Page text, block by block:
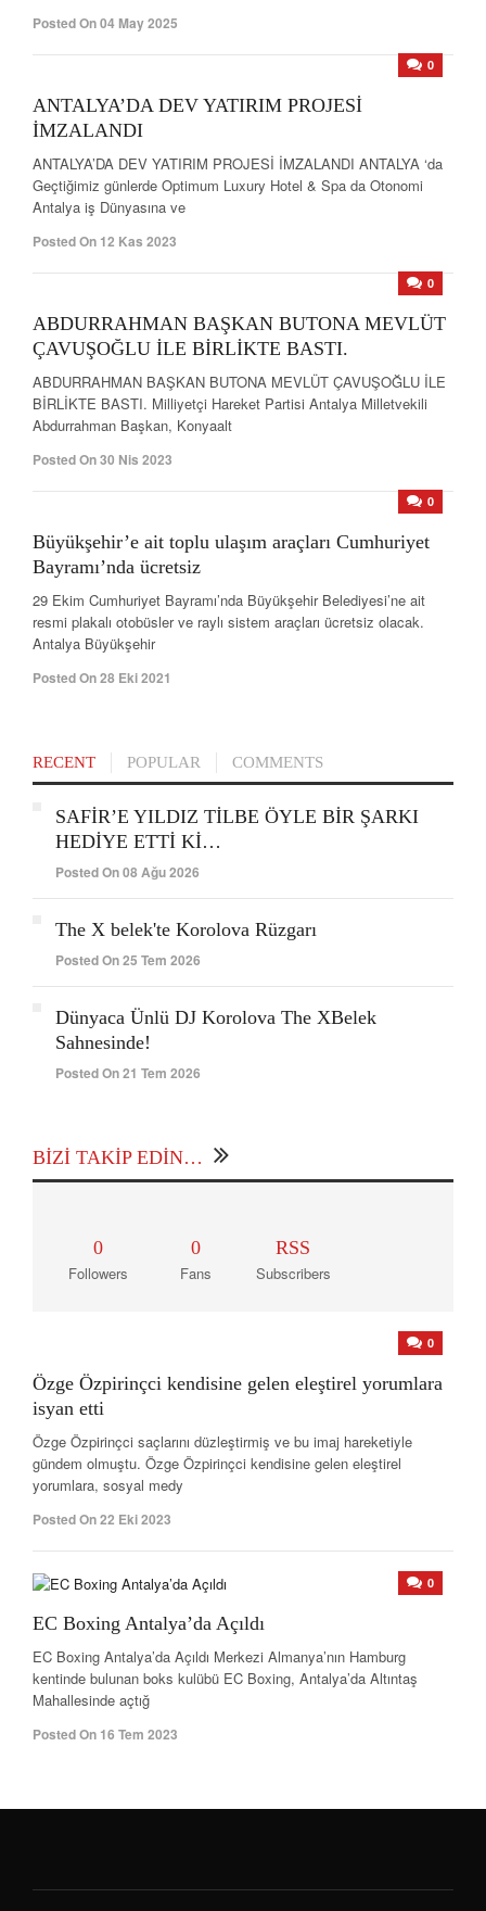
Posted On 04 May 2025
0
ANTALYA’DA DEV YATIRIM PROJESİ
İMZALANDI
ANTALYA’DA DEV YATIRIM PROJESİ İMZALANDI ANTALYA ‘da
Geçtiğimiz günlerde Optimum Luxury Hotel & Spa da Otonomi
Antalya iş Dünyasına ve
Posted On 12 Kas 2023
0
ABDURRAHMAN BAŞKAN BUTONA MEVLÜT
ÇAVUŞOĞLU İLE BİRLİKTE BASTI.
ABDURRAHMAN BAŞKAN BUTONA MEVLÜT ÇAVUŞOĞLU İLE
BİRLİKTE BASTI. Milliyetçi Hareket Partisi Antalya Milletvekili
Abdurrahman Başkan, Konyaalt
Posted On 30 Nis 2023
0
Büyükşehir’e ait toplu ulaşım araçları Cumhuriyet
Bayramı’nda ücretsiz
29 Ekim Cumhuriyet Bayramı’nda Büyükşehir Belediyesi’ne ait
resmi plakalı otobüsler ve raylı sistem araçları ücretsiz olacak.
Antalya Büyükşehir
Posted On 28 Eki 2021
RECENT POPULAR COMMENTS
SAFİR’E YILDIZ TİLBE ÖYLE BİR ŞARKI
HEDİYE ETTİ Kİ…
Posted On 08 Ağu 2026
The X belek'te Korolova Rüzgarı
Posted On 25 Tem 2026
Dünyaca Ünlü DJ Korolova The XBelek
Sahnesinde!
Posted On 21 Tem 2026
BIZI TAKIP EDIN…
0
Followers
0
Fans
RSS
Subscribers
0
Özge Özpirinçci kendisine gelen eleştirel yorumlara
isyan etti
Özge Özpirinçci saçlarını düzleştirmiş ve bu imaj hareketiyle
gündem olmuştu. Özge Özpirinçci kendisine gelen eleştirel
yorumlara, sosyal medy
Posted On 22 Eki 2023
0
EC Boxing Antalya’da Açıldı
EC Boxing Antalya’da Açıldı Merkezi Almanya’nın Hamburg
kentinde bulunan boks kulübü EC Boxing, Antalya’da Altıntaş
Mahallesinde açtığ
Posted On 16 Tem 2023